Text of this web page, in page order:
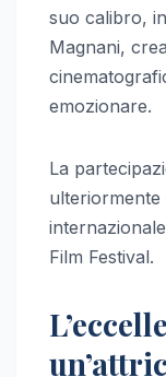
suo calibro,
Magnani,
emozionare.
La
ulteriormente
Film Festival.